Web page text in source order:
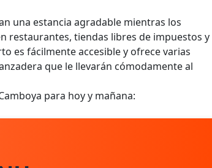
una estancia agradable mientras los
restaurantes, tiendas libres de impuestos y
es fácilmente accesible y ofrece varias
que le llevarán cómodamente al
para hoy y mañana: